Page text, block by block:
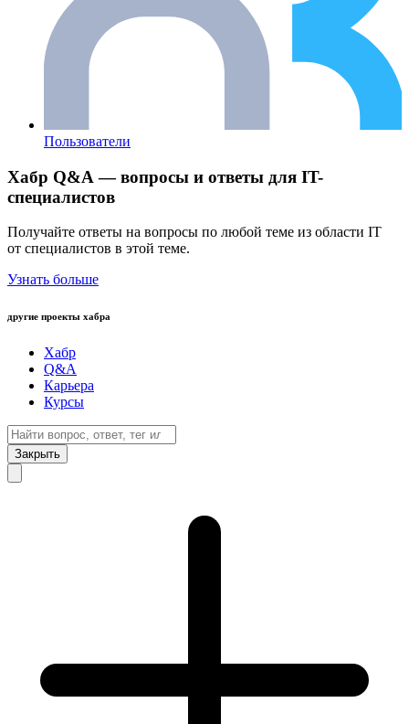
Пользователи
Хабр Q&A — вопросы и ответы для IT-
специалистов
Получайте ответы на вопросы по любой теме из области IT
от специалистов в этой теме.
Узнать больше
другие проекты хабра
Хабр
Q&A
Карьера
Курсы
Закрыть